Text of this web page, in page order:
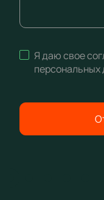
Я даю свое
персональных